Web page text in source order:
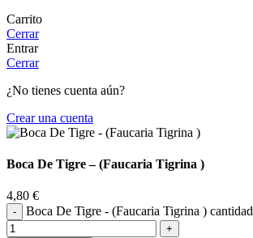
Carrito
Cerrar
Entrar
Cerrar
¿No tienes cuenta aún?
Crear una cuenta
Boca De Tigre – (Faucaria Tigrina )
4,80 €
Boca De Tigre - (Faucaria Tigrina ) cantidad